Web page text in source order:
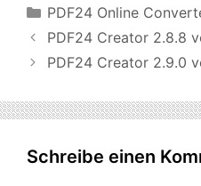
Kategorien
PDF24 Online
PDF24 Creator 2.8.8
PDF24 Creator 2.9.0
Schreibe einen